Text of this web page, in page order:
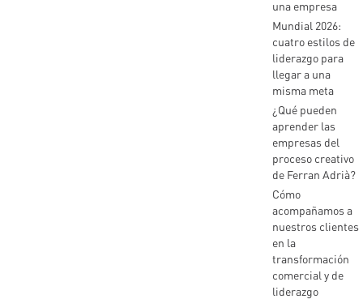
una empresa
Mundial 2026:
cuatro estilos de
liderazgo para
llegar a una
misma meta
¿Qué pueden
aprender las
empresas del
proceso creativo
de Ferran Adrià?
Cómo
acompañamos a
nuestros clientes
en la
transformación
comercial y de
liderazgo